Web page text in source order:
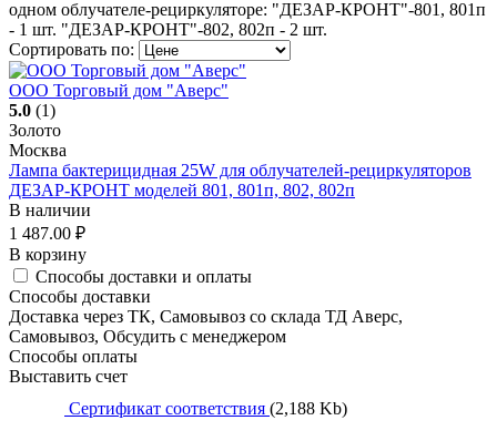
одном облучателе-рециркуляторе: "ДЕЗАР-КРОНТ"-801, 801п
- 1 шт. "ДЕЗАР-КРОНТ"-802, 802п - 2 шт.
Сортировать по:
ООО Торговый дом "Аверс"
5.0 (1)
Золото
Москва
Лампа бактерицидная 25W для облучателей-рециркуляторов
ДЕЗАР-КРОНТ моделей 801, 801п, 802, 802п
В наличии
1 487.00 ₽
В корзину
Способы доставки и оплаты
Способы доставки
Доставка через ТК, Самовывоз со склада ТД Аверс,
Самовывоз, Обсудить с менеджером
Способы оплаты
Выставить счет
Сертификат соответствия (2,188 Kb)